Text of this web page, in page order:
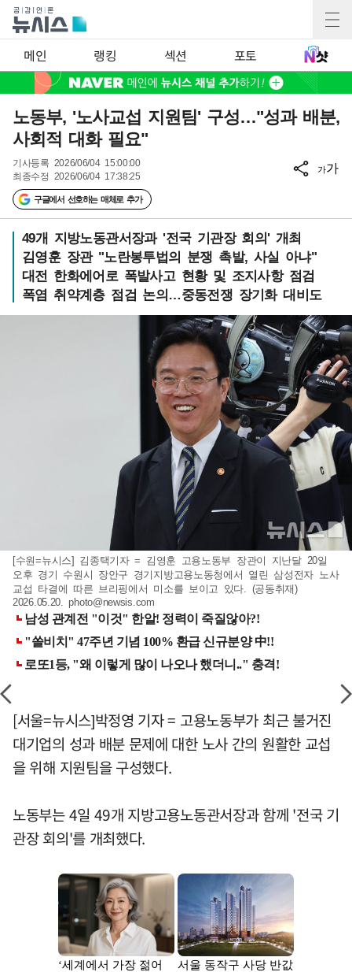
메인 랭킹 섹션 포토
노동부, '노사교섭 지원팀' 구성…"성과 배분,
사회적 대화 필요"
기사등록 2026/06/04 15:00:00
최종수정 2026/06/04 17:38:25
구글에서 선호하는 매체로 추가
가가
49개 지방노동관서장과 '전국 기관장 회의' 개최
김영훈 장관 "노란봉투법의 분쟁 촉발, 사실 아냐"
대전 한화에어로 폭발사고 현황 및 조지사항 점검
폭염 취약계층 점검 논의…중동전쟁 장기화 대비도
[수원=뉴시스] 김종택기자 = 김영훈 고용노동부 장관이 지난달 20일
오후 경기 수원시 장안구 경기지방고용노동청에서 열린 삼성전자 노사
교섭 타결에 따른 브리핑에서 미소를 보이고 있다. (공동취재)
2026.05.20.photo@newsis.com
[서울=뉴시스]박정영 기자 = 고용노동부가 최근 불거진
대기업의 성과 배분 문제에 대한 노사 간의 원활한 교섭
을 위해 지원팀을 구성했다.
노동부는 4일 49개 지방고용노동관서장과 함께 '전국 기
관장 회의'를 개최했다.